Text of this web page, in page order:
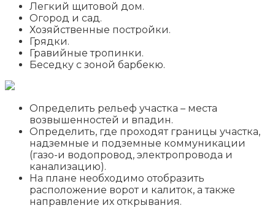
Легкий щитовой дом.
Огород и сад.
Хозяйственные постройки.
Грядки.
Гравийные тропинки.
Беседку с зоной барбекю.
Определить рельеф участка – места
возвышенностей и впадин.
Определить, где проходят границы участка,
надземные и подземные коммуникации
(газо-и водопровод, электропровода и
канализацию).
На плане необходимо отобразить
расположение ворот и калиток, а также
направление их открывания.